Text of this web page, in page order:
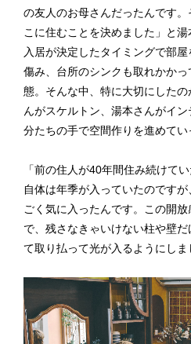
の友人のお母さんだったんです
こに住むことを決めました」と湯
入居が決定したタイミングで部
傷み、台所のシンクも取れかか
態。そんな中、特に大切にした
んがスケルトン、湯本さんがイ
分たちの手で空間作りを進めてい
「前の住人が40年間住み続けて
自体は年季が入っていたのです
ごく気に入ったんです。この開
で、残さなきゃいけない柱や壁
て取り払って光が入るようにしま